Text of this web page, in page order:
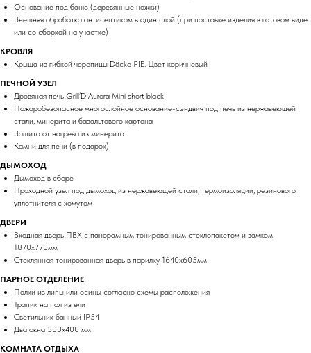
Основание под баню (деревянные ножки)
Внешняя обработка антисептиком в один слой (при поставке изделия в готовом виде
или со сборкой на участке)
КРОВЛЯ
Крыша из гибкой черепицы Döcke PIE. Цвет коричневый
ПЕЧНОЙ УЗЕЛ
Дровяная печь Grill’D Aurora Mini short black
Пожаробезопасное многослойное основание-сэндвич под печь из нержавеющей
стали, минерита и базальтового картона
Защита от нагрева из минерита
Камни для печи (в подарок)
ДЫМОХОД
Дымоход в сборе
Проходной узел под дымоход из нержавеющей стали, термоизоляции, резинового
уплотнителя с хомутом
ДВЕРИ
Входная дверь ПВХ с панорамным тонированным стеклопакетом и замком
1870х770мм
Стеклянная тонированная дверь в парилку 1640х605мм
ПАРНОЕ ОТДЕЛЕНИЕ
Полки из липы или осины согласно схемы расположения
Трапик на пол из ели
Светильник банный IP54
Два окна 300х400 мм
КОМНАТА ОТДЫХА